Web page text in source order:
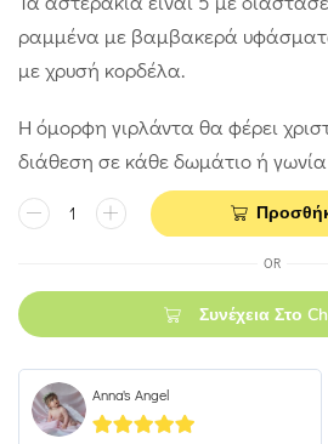
ραμμένα με βαμβακερά
με χρυσή κορδέλα.
Η όμορφη γιρλάντα θα φέρει
διάθεση σε κάθε δωμάτιο ή
OR
Συνέχεια Στο
Anna's Angel